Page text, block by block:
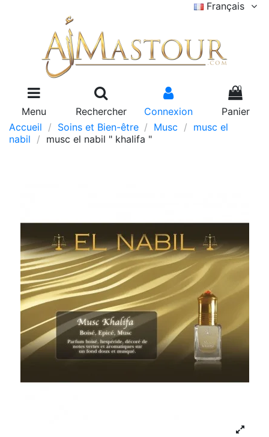
Français
Menu Rechercher Connexion
0
Panier
Accueil
Soins et Bien-être Musc
musc el
nabil
musc el nabil " khalifa "